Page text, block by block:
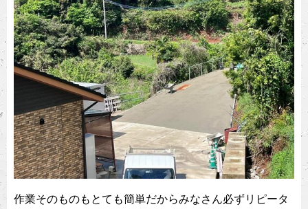
作業そのものもとても簡単だからみなさん必ずリピータ